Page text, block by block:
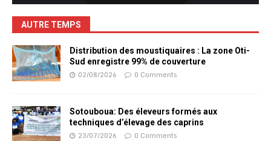
AUTRE TEMPS
Distribution des moustiquaires : La zone Oti-
Sud enregistre 99% de couverture
02/08/2026 0 Comments
Sotouboua: Des éleveurs formés aux
techniques d’élevage des caprins
23/07/2026 0 Comments